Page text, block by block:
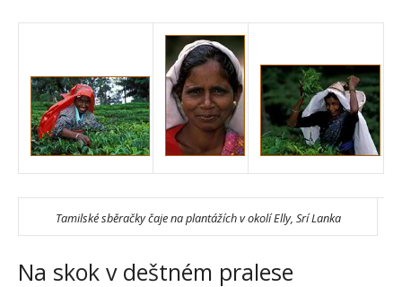
Tamilské sběračky čaje na plantážích v okolí Elly, Srí Lanka
Na skok v deštném pralese